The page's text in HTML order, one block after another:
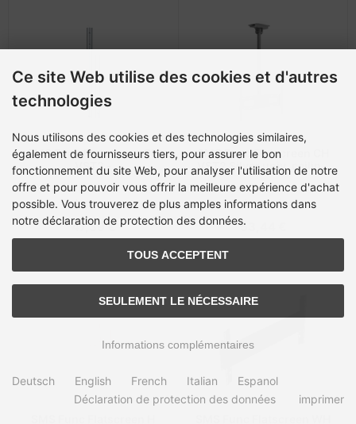
SMS Func Flatscreen CH
VST2 -
Montagekomponente
(Erweiterungsstange)
Délai de livraison: en stock,
2-4 journées
47,39 €
SMS Func Flatscreen CH
VST2 Silver univ. ceiling
brackets
Délai de livraison:en stock,
2-4 journées
53,44 €
Ce site Web utilise des cookies et d'autres
technologies
Nous utilisons des cookies et des technologies similaires,
également de fournisseurs tiers, pour assurer le bon
fonctionnement du site Web, pour analyser l'utilisation de notre
offre et pour pouvoir vous offrir la meilleure expérience d'achat
possible. Vous trouverez de plus amples informations dans
notre déclaration de protection des données.
TOUS ACCEPTENT
SEULEMENT LE NÉCESSAIRE
Informations complémentaires
Deutsch English French Italian
Espanol
Déclaration de protection des données
imprimer